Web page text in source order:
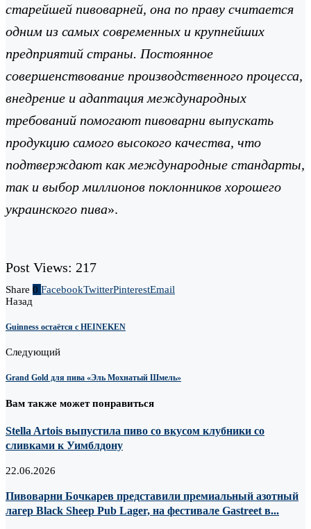
старейшей пивоварней, она по праву считается
одним из самых современных и крупнейших
предприятий страны. Постоянное
совершенствование производственного процесса,
внедрение и адаптация международных
требований помогают пивоварни выпускать
продукцию самого высокого качества, что
подтверждают как международные стандарты,
так и выбор миллионов поклонников хорошего
украинского пива».
Post Views: 217
Share 0 FacebookTwitterPinterestEmail
Назад
Guinness остаётся с HEINEKEN
Следующий
Grand Gold для пива «Эль Мохнатый Шмель»
Вам также может понравиться
Stella Artois выпустила пиво со вкусом клубники со
сливками к Уимблдону
22.06.2026
Пивоварни Бочкарев представили премиальный азотный
лагер Black Sheep Pub Lager, на фестивале Gastreet в...